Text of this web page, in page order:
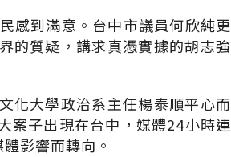
感到滿意。台中市議員何欣純更
的質疑，講求真憑實據的胡志強
化大學政治系主任楊泰順平心而
案子出現在台中，媒體24小時連
影響而轉向。